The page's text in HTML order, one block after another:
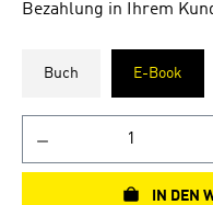
Bezahlung in Ihrem
Buch E-Book
IN DEN